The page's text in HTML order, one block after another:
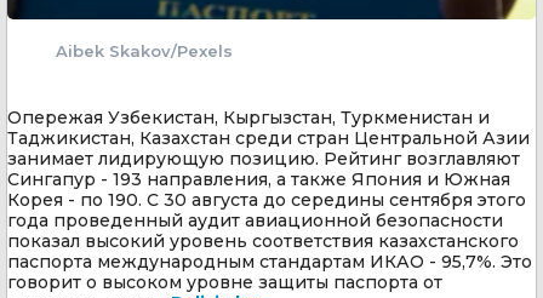
Aibek Skakov/Pexels
Опережая Узбекистан, Кыргызстан, Туркменистан и
Таджикистан, Казахстан среди стран Центральной Азии
занимает лидирующую позицию. Рейтинг возглавляют
Сингапур - 193 направления, а также Япония и Южная
Корея - по 190. С 30 августа до середины сентября этого
года проведенный аудит авиационной безопасности
показал высокий уровень соответствия казахстанского
паспорта международным стандартам ИКАО - 95,7%. Это
говорит о высоком уровне защиты паспорта от